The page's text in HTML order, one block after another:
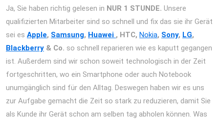
Ja, Sie haben richtig gelesen in NUR 1 STUNDE. Unsere
qualifizierten Mitarbeiter sind so schnell und fix das sie ihr Gerät
sei es Apple, Samsung, Huawei , HTC, Nokia, Sony, LG,
Blackberry & Co. so schnell reparieren wie es kaputt gegangen
ist. Außerdem sind wir schon soweit technologisch in der Zeit
fortgeschritten, wo ein Smartphone oder auch Notebook
unumgänglich sind für den Alltag. Deswegen haben wir es uns
zur Aufgabe gemacht die Zeit so stark zu reduzieren, damit Sie
als Kunde ihr Gerät schon am selben tag abholen können. Was